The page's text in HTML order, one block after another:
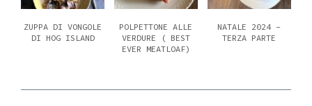
ZUPPA DI VONGOLE
DI HOG ISLAND
POLPETTONE ALLE
VERDURE ( BEST
EVER MEATLOAF)
NATALE 2024 -
TERZA PARTE